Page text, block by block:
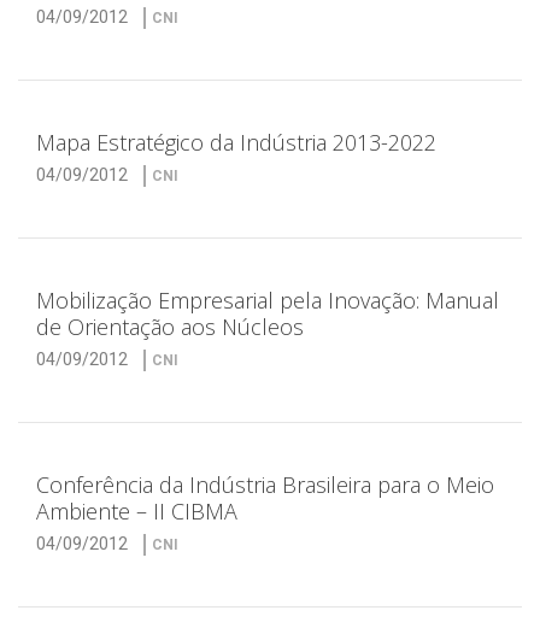
04/09/2012 CNI
Mapa Estratégico da Indústria 2013-2022
04/09/2012 CNI
Mobilização Empresarial pela Inovação: Manual
de Orientação aos Núcleos
04/09/2012 CNI
Conferência da Indústria Brasileira para o Meio
Ambiente – II CIBMA
04/09/2012 CNI